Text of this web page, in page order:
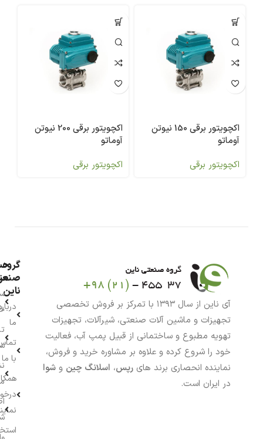
اکچویتور برقی 150 نیوتن
آوماتو
اکچویتور برقی
اکچویتور برقی 200 نیوتن
آوماتو
اکچویتور برقی
آی ناین از سال ۱۳۹۳ با تمرکز بر فروش تخصصی
تجهیزات و ماشین آلات صنعتی، شیرآلات، تجهیزات
تهویه مطبوع و ساختمانی از قبیل پمپ آب، فعالیت
خود را شروع کرده و علاوه بر مشاوره خرید و فروش،
نماینده انحصاری برند های رپس، اسلانگ چین و شوا
در ایران است.
گروه
ناین
ما
با ما